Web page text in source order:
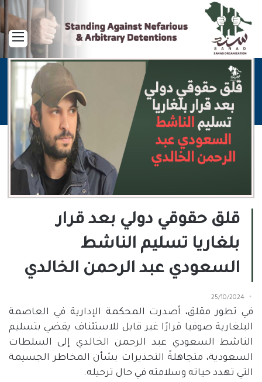
قلق حقوقي دولي بعد قرار
بلغاريا تسليم الناشط
السعودي عبد الرحمن الخالدي
25/10/2024
في تطور مقلق، أصدرت المحكمة الإدارية في العاصمة
البلغارية صوفيا قرارًا غير قابل للاستئناف يقضي بتسليم
الناشط السعودي عبد الرحمن الخالدي إلى السلطات
السعودية، متجاهلةً التحذيرات بشأن المخاطر الجسيمة
التي تهدد حياته وسلامته في حال ترحيله.